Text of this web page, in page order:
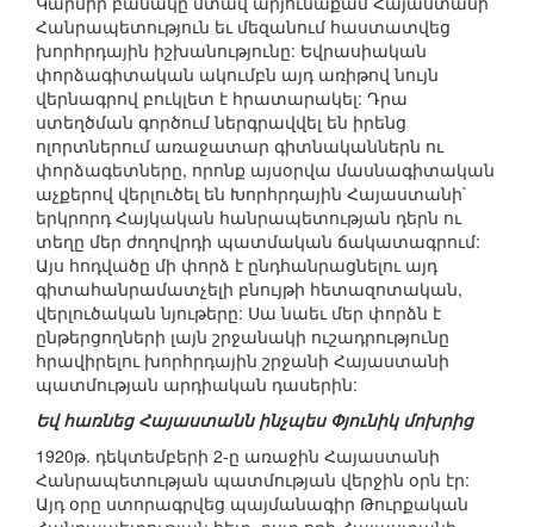
Հանրապետություն եւ մեզանում հաստատվեց
խորհրդային իշխանությունը: Եվրասիական
փորձագիտական ակումբն այդ առիթով նույն
վերնագրով բուկլետ է հրատարակել: Դրա
ստեղծման գործում ներգրավվել են իրենց
ոլորտներում առաջատար գիտնականներն ու
փորձագետները, որոնք այսօրվա մասնագիտական
աչքերով վերլուծել են Խորհրդային Հայաստանի`
երկրորդ Հայկական հանրապետության դերն ու
տեղը մեր ժողովրդի պատմական ճակատագրում:
Այս հոդվածը մի փորձ է ընդհանրացնելու այդ
գիտահանրամատչելի բնույթի հետազոտական,
վերլուծական նյութերը: Սա նաեւ մեր փորձն է
ընթերցողների լայն շրջանակի ուշադրությունը
հրավիրելու խորհրդային շրջանի Հայաստանի
պատմության արդիական դասերին:
Եվ հառնեց Հայաստանն ինչպես Փյունիկ մոխրից
1920թ. դեկտեմբերի 2-ը առաջին Հայաստանի
Հանրապետության պատմության վերջին օրն էր:
Այդ օրը ստորագրվեց պայմանագիր Թուրքական